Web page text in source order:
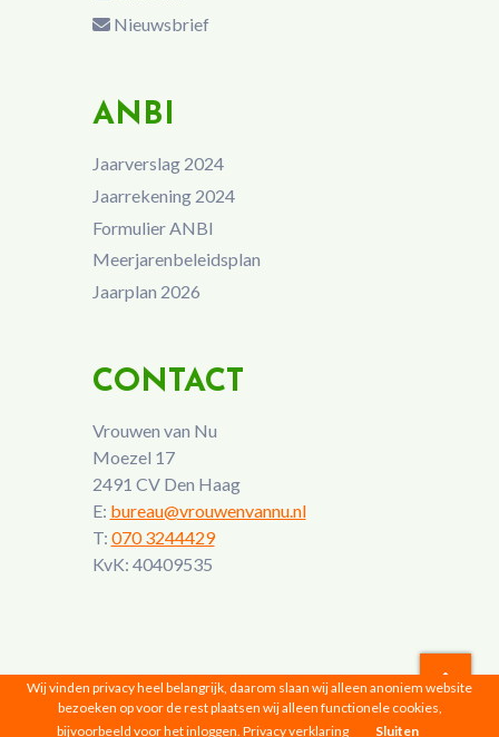
Nieuwsbrief
ANBI
Jaarverslag 2024
Jaarrekening 2024
Formulier ANBI
Meerjarenbeleidsplan
Jaarplan 2026
CONTACT
Vrouwen van Nu
Moezel 17
2491 CV Den Haag
E: bureau@vrouwenvannu.nl
T: 070 3244429
KvK: 40409535
Vrouwen van Nu © 2026 |Privacyverklaring
Wij vinden privacy heel belangrijk, daarom slaan wij alleen anoniem website
bezoeken op voor de rest plaatsen wij alleen functionele cookies,
bijvoorbeeld voor het inloggen. Privacy verklaring Sluiten